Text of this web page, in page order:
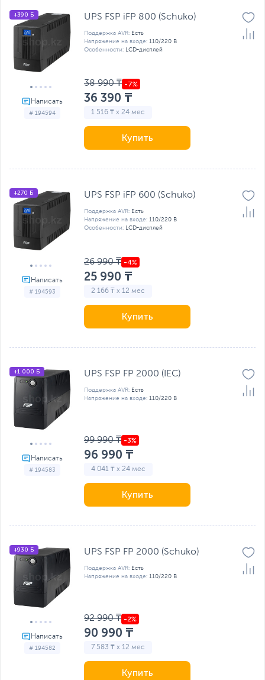
# 194594
+390 Б UPS FSP iFP 800 (Schuko)
Поддержка AVR: Есть
Напряжение на входе: 110/220 В
Особенности:
LCD-дисплей
38 990 ₸
36 390 ₸
1 516 ₸ x 24 мес
Купить
# 194593
+270 Б UPS FSP iFP 600 (Schuko)
Поддержка AVR: Есть
Напряжение на входе: 110/220 В
Особенности: LCD-дисплей
26 990 ₸
25 990 ₸
2 166 ₸ x 12 мес
Купить
# 194583
+1 000 Б UPS FSP FP 2000 (IEC)
Поддержка AVR: Есть
Напряжение на входе: 110/220 В
99 990 ₸
96 990 ₸
4 041 ₸ x 24 мес
Купить
# 194582
+930 Б UPS FSP FP 2000 (Schuko)
Поддержка AVR: Есть
Напряжение на входе: 110/220 В
92 990 ₸
90 990 ₸
7 583 ₸ x 12 мес
Купить